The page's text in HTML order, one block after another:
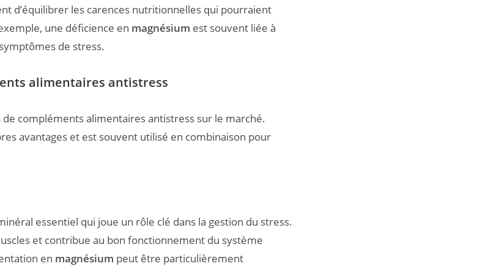
d’équilibrer les carences nutritionnelles qui pourraient
une déficience en magnésium est souvent liée à
de stress.
alimentaires antistress
compléments alimentaires antistress sur le marché.
avantages et est souvent utilisé en combinaison pour
essentiel qui joue un rôle clé dans la gestion du stress.
et contribue au bon fonctionnement du système
en magnésium peut être particulièrement